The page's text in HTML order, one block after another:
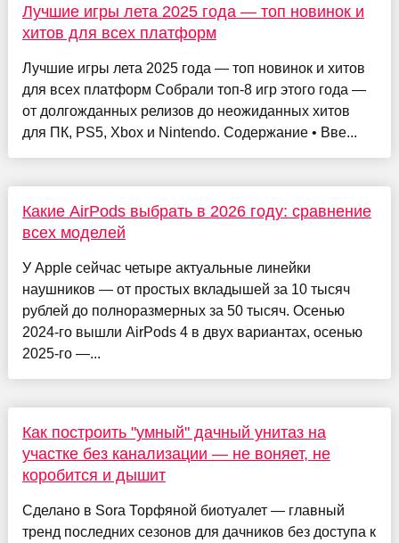
Лучшие игры лета 2025 года — топ новинок и
хитов для всех платформ
Лучшие игры лета 2025 года — топ новинок и хитов
для всех платформ Собрали топ-8 игр этого года —
от долгожданных релизов до неожиданных хитов
для ПК, PS5, Xbox и Nintendo. Содержание • Вве...
Какие AirPods выбрать в 2026 году: сравнение
всех моделей
У Apple сейчас четыре актуальные линейки
наушников — от простых вкладышей за 10 тысяч
рублей до полноразмерных за 50 тысяч. Осенью
2024-го вышли AirPods 4 в двух вариантах, осенью
2025-го —...
Как построить "умный" дачный унитаз на
участке без канализации — не воняет, не
коробится и дышит
Сделано в Sora Торфяной биотуалет — главный
тренд последних сезонов для дачников без доступа к